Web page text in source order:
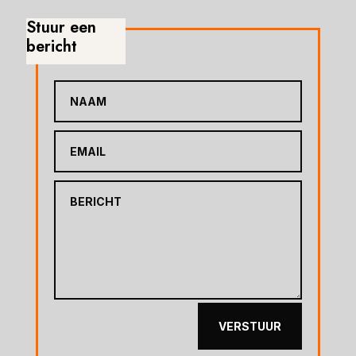
Stuur een
bericht
VERSTUUR